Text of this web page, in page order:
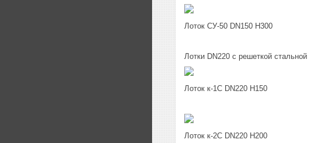
Лоток СУ-50 DN150 H300
Лотки DN220 c решеткой стальной
Лоток к-1C DN220 H150
Лоток к-2C DN220 H200